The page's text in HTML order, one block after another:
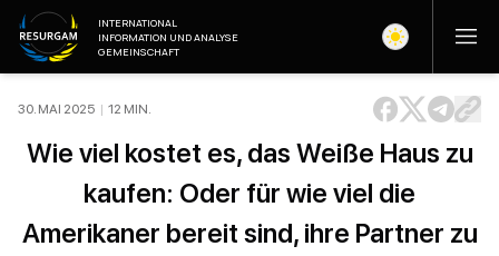
INTERNATIONAL
INFORMATION UND ANALYSE
GEMEINSCHAFT
30. MAI 2025 | 12 MIN.
Wie viel kostet es, das Weiße Haus zu
kaufen: Oder für wie viel die
Amerikaner bereit sind, ihre Partner zu